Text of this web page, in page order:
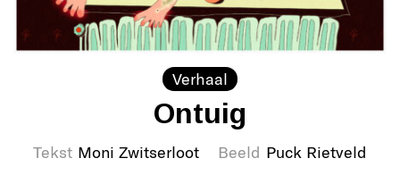
Verhaal
Ontuig
Tekst Moni Zwitserloot Beeld Puck Rietveld